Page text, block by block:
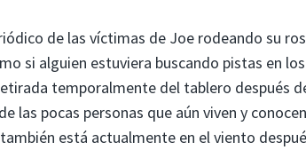
de las víctimas de Joe rodeando su
si alguien estuviera buscando pistas en
temporalmente del tablero después
las pocas personas que aún viven y
está actualmente en el viento